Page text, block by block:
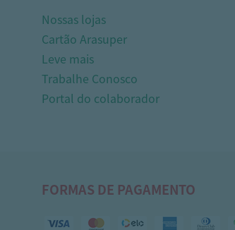
Nossas lojas
Cartão Arasuper
Leve mais
Trabalhe Conosco
Portal do colaborador
FORMAS DE PAGAMENTO